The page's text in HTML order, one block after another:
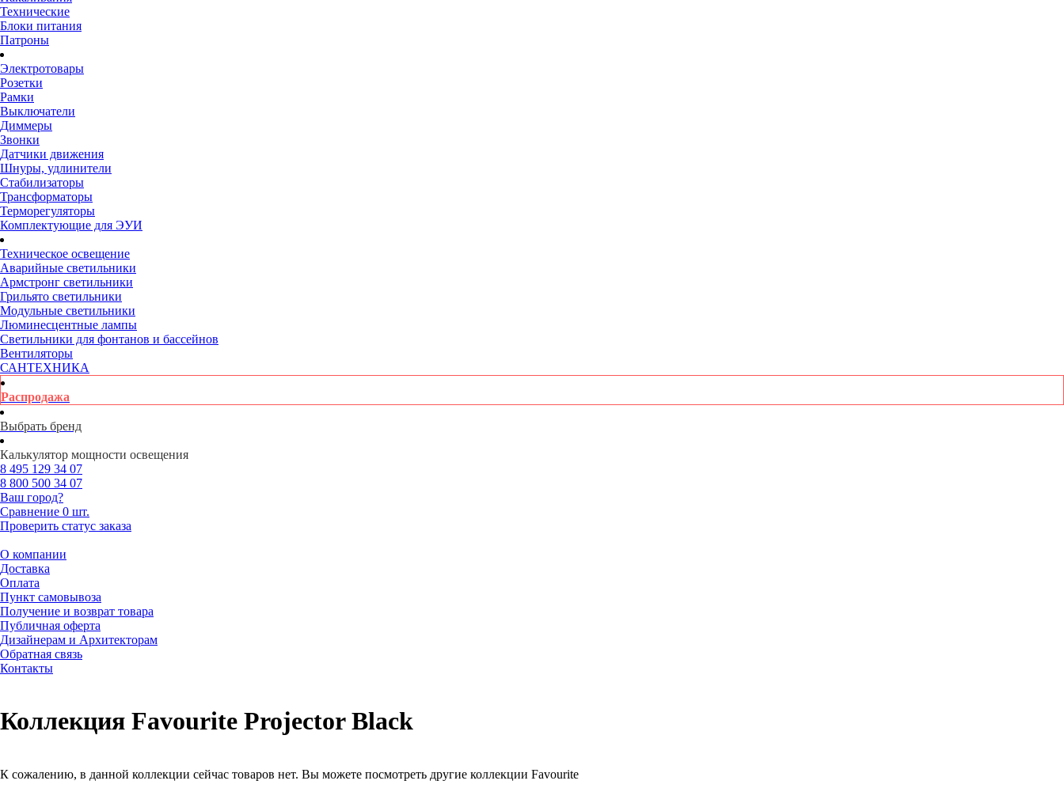
Технические
Блоки питания
Патроны
Электротовары
Розетки
Рамки
Выключатели
Диммеры
Звонки
Датчики движения
Шнуры, удлинители
Стабилизаторы
Трансформаторы
Терморегуляторы
Комплектующие для ЭУИ
Техническое освещение
Аварийные светильники
Армстронг светильники
Грильято светильники
Модульные светильники
Люминесцентные лампы
Светильники для фонтанов и бассейнов
Вентиляторы
САНТЕХНИКА
Распродажа
Выбрать бренд
Калькулятор мощности освещения
8 495 129 34 07
8 800 500 34 07
Ваш город?
Сравнение 0 шт.
Проверить статус заказа
О компании
Доставка
Оплата
Пункт самовывоза
Получение и возврат товара
Публичная оферта
Дизайнерам и Архитекторам
Обратная связь
Контакты
Коллекция Favourite Projector Black
К сожалению, в данной коллекции сейчас товаров нет. Вы можете посмотреть другие коллекции Favourite